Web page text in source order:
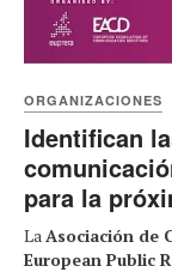
ORGANIZACIONES
Identifican
para la
LaAsociación de
European Public